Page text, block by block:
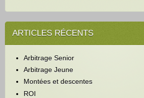
ARTICLES RÉCENTS
Arbitrage Senior
Arbitrage Jeune
Montées et descentes
ROI